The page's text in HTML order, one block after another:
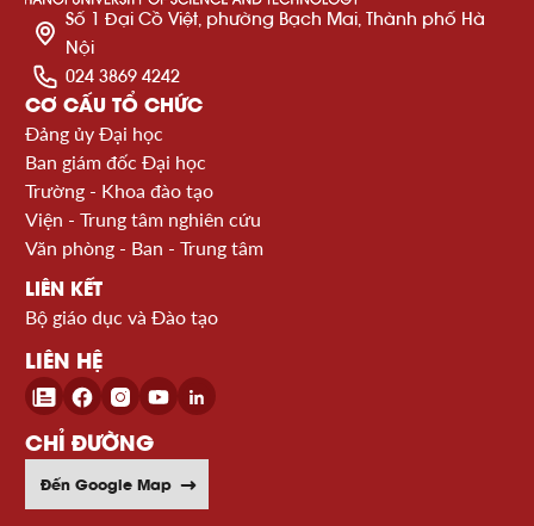
Số 1 Đại Cồ Việt, phường Bạch Mai, Thành phố Hà
Nội
024 3869 4242
CƠ CẤU TỔ CHỨC
Đảng ủy Đại học
Ban giám đốc Đại học
Trường - Khoa đào tạo
Viện - Trung tâm nghiên cứu
Văn phòng - Ban - Trung tâm
LIÊN KẾT
Bộ giáo dục và Đào tạo
LIÊN HỆ
CHỈ ĐƯỜNG
Đến Google Map